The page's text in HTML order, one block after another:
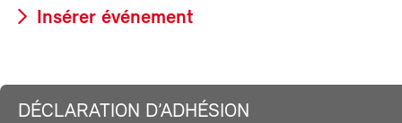
Insérer événement
DÉCLARATION D’ADHÉSION